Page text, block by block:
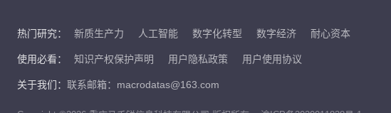
热门研究： 新质生产力 人工智能 数字化转型 数字经济 耐心资本
使用必看： 知识产权保护声明 用户隐私政策 用户使用协议
关于我们： 联系邮箱：macrodatas@163.com